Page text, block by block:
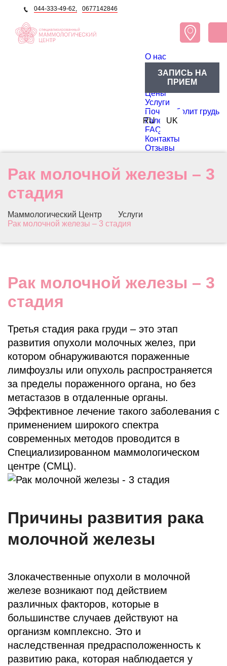
044-333-49-62, 0677142846
O нас
Блог
Доктора
Цены
Услуги
Почему болит грудь
Галерея
FAQ
Контакты
Отзывы
RU UK
ЗАПИСЬ НА
ПРИЕМ
Рак молочной железы – 3
стадия
Маммологический Центр
Услуги
Рак молочной железы – 3 стадия
Рак молочной железы – 3
стадия
Третья стадия рака груди – это этап
развития опухоли молочных желез, при
котором обнаруживаются пораженные
лимфоузлы или опухоль распространяется
за пределы пораженного органа, но без
метастазов в отдаленные органы.
Эффективное лечение такого заболевания с
применением широкого спектра
современных методов проводится в
Специализированном маммологическом
центре (СМЦ).
Причины развития рака
молочной железы
Злокачественные опухоли в молочной
железе возникают под действием
различных факторов, которые в
большинстве случаев действуют на
организм комплексно. Это и
наследственная предрасположенность к
развитию рака, которая наблюдается у